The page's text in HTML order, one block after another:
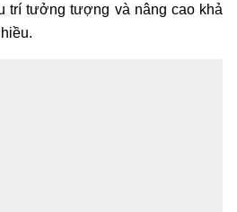
trí tưởng tượng và nâng cao khả